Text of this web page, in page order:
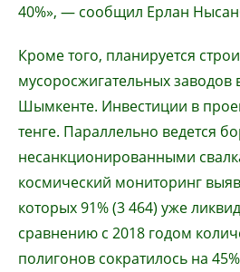
40%», — сообщил Ерлан
Кроме того, планируется
мусоросжигательных заводов
Шымкенте. Инвестиции в
тенге. Параллельно ведется
несанкционированными
космический мониторинг
которых 91% (3 464) уже
сравнению с 2018 годом
полигонов сократилось на